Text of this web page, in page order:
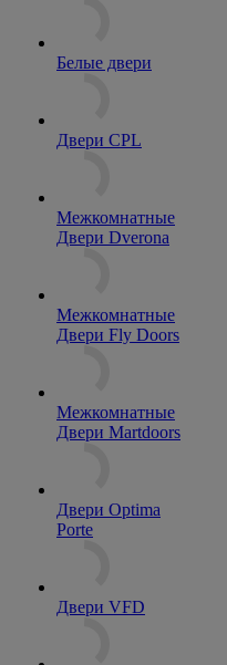
Белые двери
Двери CPL
Межкомнатные
Двери Dverona
Межкомнатные
Двери Fly Doors
Межкомнатные
Двери Martdoors
Двери Optima
Porte
Двери VFD